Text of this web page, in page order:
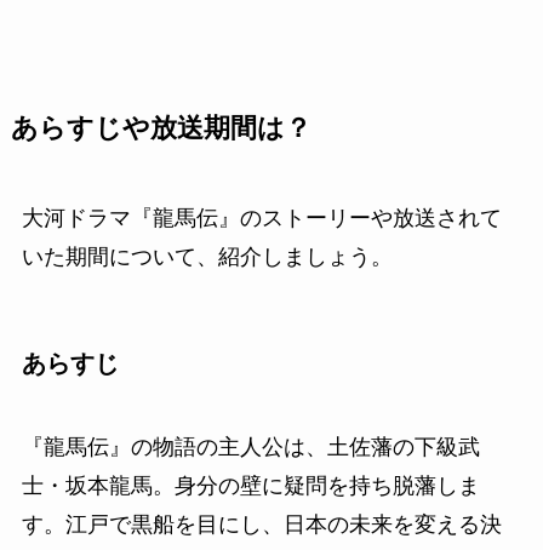
あらすじや放送期間は？
大河ドラマ『龍馬伝』のストーリーや放送されて
いた期間について、紹介しましょう。
あらすじ
『龍馬伝』の物語の主人公は、土佐藩の下級武
士・坂本龍馬。身分の壁に疑問を持ち脱藩しま
す。江戸で黒船を目にし、日本の未来を変える決